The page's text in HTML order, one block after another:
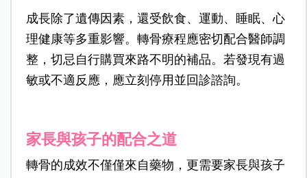
成長除了遺傳因素，還受飲食、運動、睡眠、心
理健康等多重影響。轉骨療程應密切配合醫師調
整，切忌自行購買來路不明的補品。若發現有過
敏或不適反應，應立刻停用並回診諮詢。
家長與孩子的配合之道
轉骨的成效不僅僅來自藥物，更需要家長與孩子